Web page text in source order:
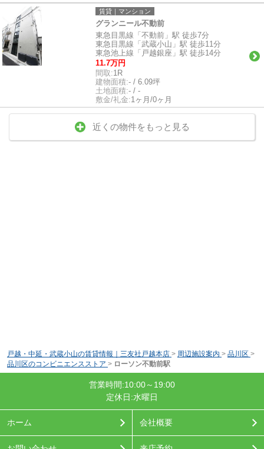
賃貸｜マンション
グランニール不動前
東急目黒線「不動前」駅 徒歩7分
東急目黒線「武蔵小山」駅 徒歩11分
東急池上線「戸越銀座」駅 徒歩14分
11.7万円
間取:1R
建物面積:- / 6.09坪
土地面積:- / -
敷金/礼金:1ヶ月/0ヶ月
近くの物件をもっと見る
戸越・中延・武蔵小山の賃貸情報｜三友社戸越本店 > 周辺施設案内 > 品川区 >
品川区のコンビニエンスストア > ローソン不動前駅
営業時間:10:00～19:00
定休日:水曜日
ホーム 会社概要